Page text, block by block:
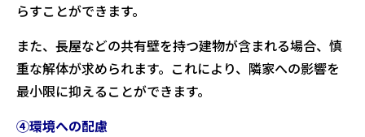
らすことができます。
また、長屋などの共有壁を持つ建物が含まれる場合、慎
重な解体が求められます。これにより、隣家への影響を
最小限に抑えることができます。
④環境への配慮